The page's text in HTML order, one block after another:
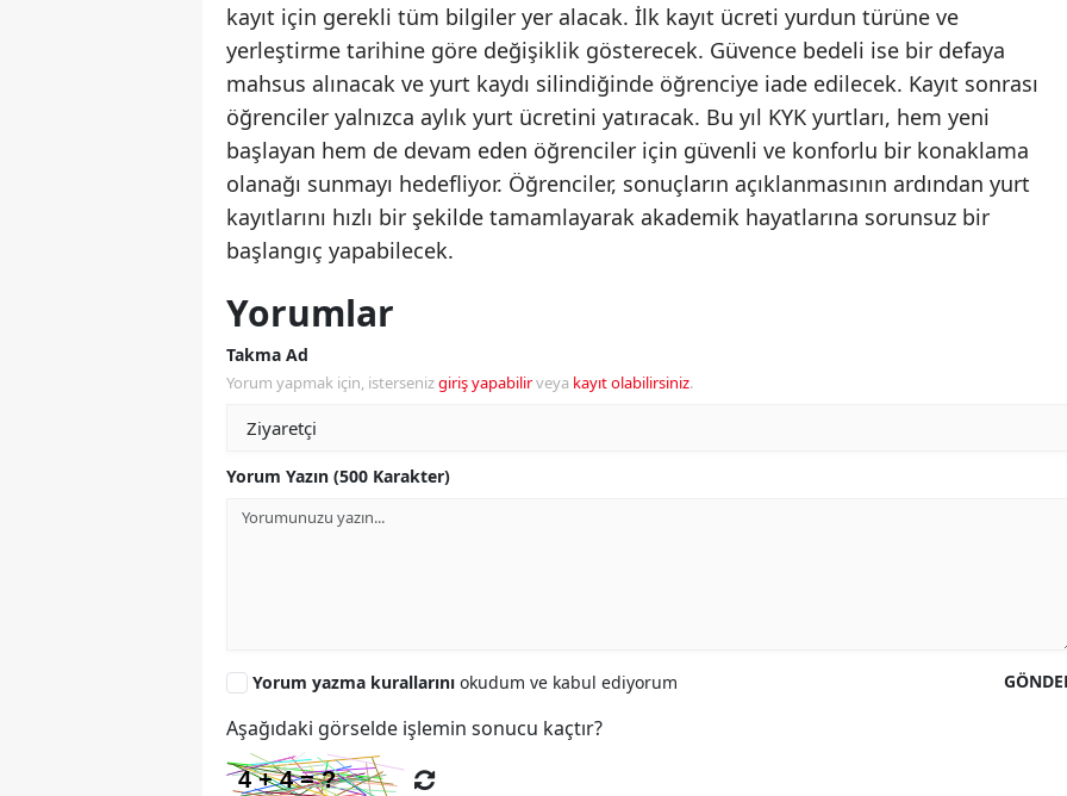
kayıt için gerekli tüm bilgiler yer alacak. İlk kayıt ücreti yurdun türüne ve
yerleştirme tarihine göre değişiklik gösterecek. Güvence bedeli ise bir defaya
mahsus alınacak ve yurt kaydı silindiğinde öğrenciye iade edilecek. Kayıt sonrası
öğrenciler yalnızca aylık yurt ücretini yatıracak. Bu yıl KYK yurtları, hem yeni
başlayan hem de devam eden öğrenciler için güvenli ve konforlu bir konaklama
olanağı sunmayı hedefliyor. Öğrenciler, sonuçların açıklanmasının ardından yurt
kayıtlarını hızlı bir şekilde tamamlayarak akademik hayatlarına sorunsuz bir
başlangıç yapabilecek.
Yorumlar
Takma Ad
Yorum yapmak için, istersenizgiriş yapabilirveya kayıt olabilirsiniz.
Yorum Yazın (500 Karakter)
Yorum yazma kurallarını okudum ve kabul ediyorum
Aşağıdaki görselde işlemin sonucu kaçtır?